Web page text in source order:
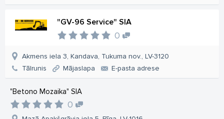
"GV-96 Service" SIA
0
Akmens iela 3, Kandava, Tukuma nov., LV-3120
Tālrunis
Mājaslapa E-pasta adrese
"Betono Mozaika" SIA
0